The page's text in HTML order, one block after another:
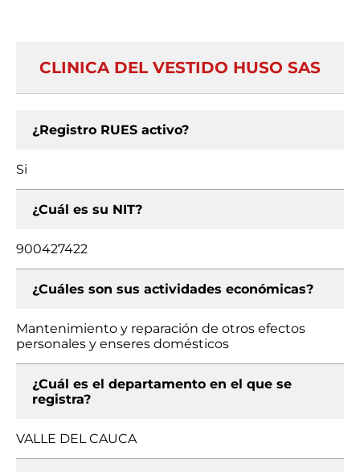
CLINICA DEL VESTIDO HUSO SAS
¿Registro RUES activo?
Si
¿Cuál es su NIT?
900427422
¿Cuáles son sus actividades económicas?
Mantenimiento y reparación de otros efectos
personales y enseres domésticos
¿Cuál es el departamento en el que se
registra?
VALLE DEL CAUCA